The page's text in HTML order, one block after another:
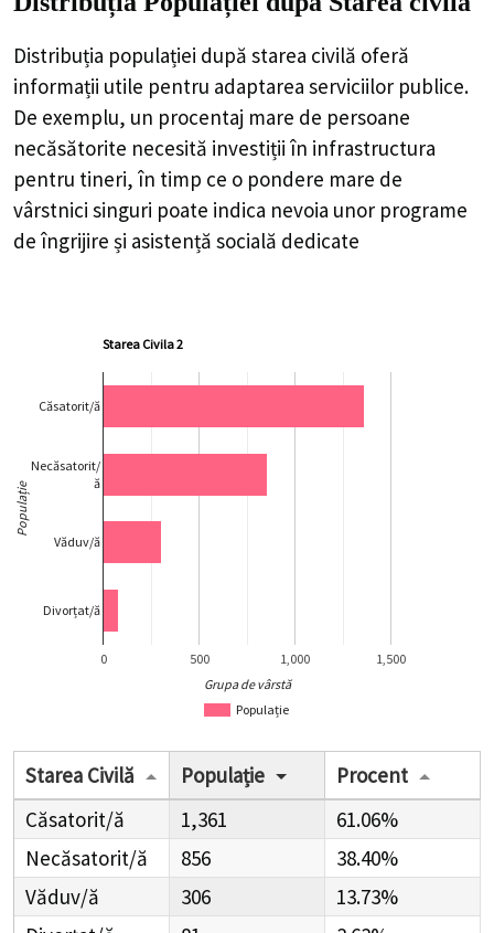
Distribuția populației după starea civilă oferă
informații utile pentru adaptarea serviciilor publice.
De exemplu, un procentaj mare de persoane
necăsătorite necesită investiții în infrastructura
pentru tineri, în timp ce o pondere mare de
vârstnici singuri poate indica nevoia unor programe
de îngrijire și asistență socială dedicate
Starea Civila 2
Populație
0 500 1,000 1,500
Căsatorit/ă
Necăsatorit/
ă
Văduv/ă
Divorțat/ă
Grupa de vârstă
Populație
Starea Civilă Populație
Procent
Căsatorit/ă
1,361
61.06%
Necăsatorit/ă
856
38.40%
Văduv/ă
306
13.73%